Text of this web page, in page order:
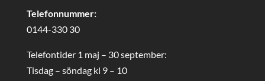
Telefonnummer:
0144-330 30
Telefontider 1 maj – 30 september:
Tisdag – söndag kl 9 – 10